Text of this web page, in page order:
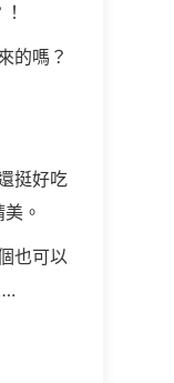
的嗎？
挺好吃
。
也可以